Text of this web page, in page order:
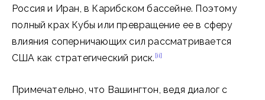
Россия и Иран, в Карибском бассейне. Поэтому
полный крах Кубы или превращение ее в сферу
влияния соперничающих сил рассматривается
США как стратегический риск. [ii]
Примечательно, что Вашингтон, ведя диалог с